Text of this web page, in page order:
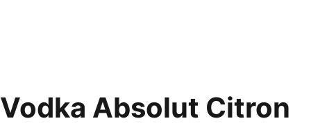
Vodka Absolut Citron